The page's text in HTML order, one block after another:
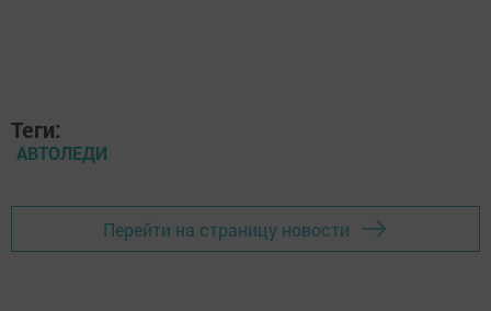
Теги:
АВТОЛЕДИ
Перейти на страницу новости